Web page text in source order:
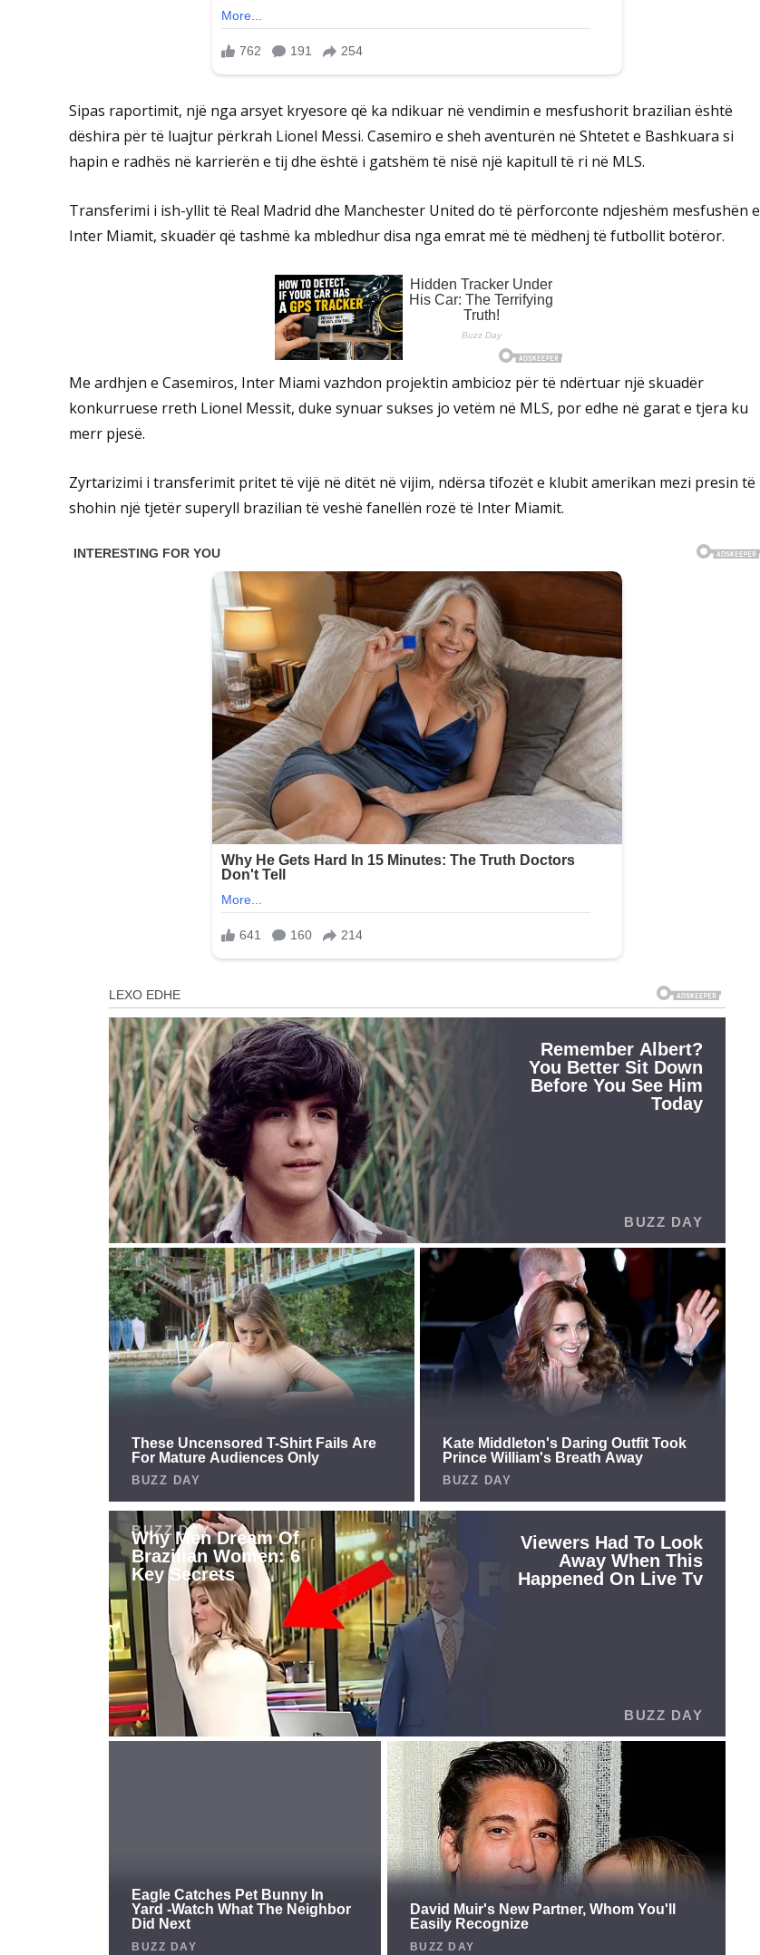
Sipas raportimit, një nga arsyet kryesore që ka ndikuar në vendimin e mesfushorit brazilian është
dëshira për të luajtur përkrah Lionel Messi. Casemiro e sheh aventurën në Shtetet e Bashkuara si
hapin e radhës në karrierën e tij dhe është i gatshëm të nisë një kapitull të ri në MLS.
Transferimi i ish-yllit të Real Madrid dhe Manchester United do të përforconte ndjeshëm mesfushën e
Inter Miamit, skuadër që tashmë ka mbledhur disa nga emrat më të mëdhenj të futbollit botëror.
Me ardhjen e Casemiros, Inter Miami vazhdon projektin ambicioz për të ndërtuar një skuadër
konkurruese rreth Lionel Messit, duke synuar sukses jo vetëm në MLS, por edhe në garat e tjera ku
merr pjesë.
Zyrtarizimi i transferimit pritet të vijë në ditët në vijim, ndërsa tifozët e klubit amerikan mezi presin të
shohin një tjetër superyll brazilian të veshë fanellën rozë të Inter Miamit.